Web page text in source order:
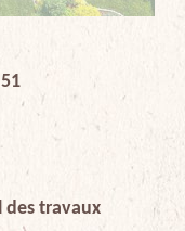
des travaux